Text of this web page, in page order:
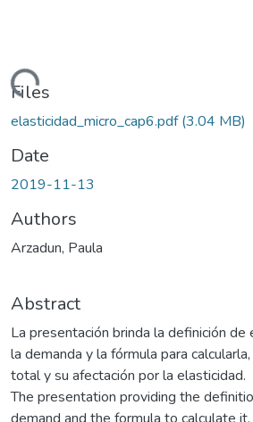
Loading...
Files
elasticidad_micro_cap6.pdf(3.04 MB)
Date
2019-11-13
Authors
Arzadun, Paula
Abstract
La presentación brinda la definición de
la demanda y la fórmula para
total y su afectación por la elasticidad.
The presentation providing the